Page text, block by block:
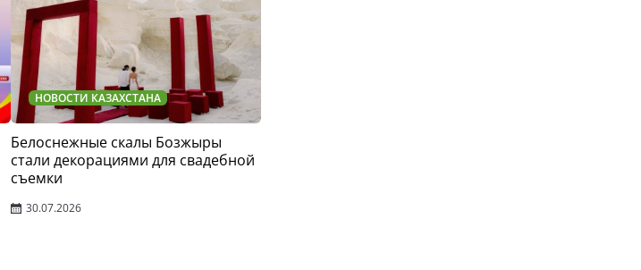
НОВОСТИ КАЗАХСТАНА
Белоснежные скалы Бозжыры
стали декорациями для свадебной
съемки
30.07.2026